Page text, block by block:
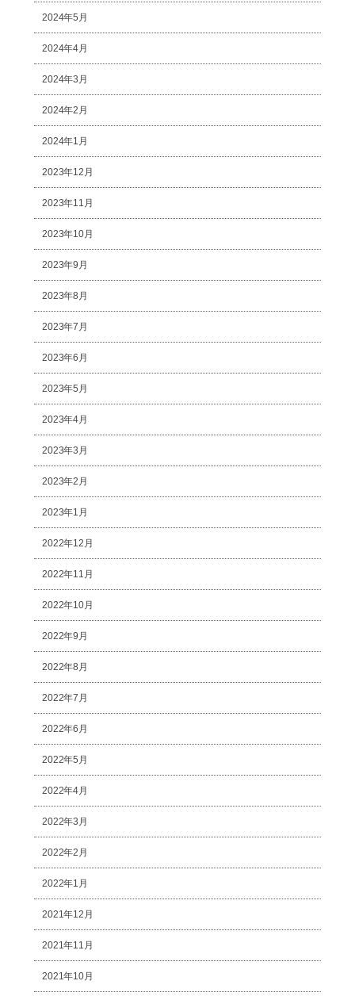
2024年5月
2024年4月
2024年3月
2024年2月
2024年1月
2023年12月
2023年11月
2023年10月
2023年9月
2023年8月
2023年7月
2023年6月
2023年5月
2023年4月
2023年3月
2023年2月
2023年1月
2022年12月
2022年11月
2022年10月
2022年9月
2022年8月
2022年7月
2022年6月
2022年5月
2022年4月
2022年3月
2022年2月
2022年1月
2021年12月
2021年11月
2021年10月